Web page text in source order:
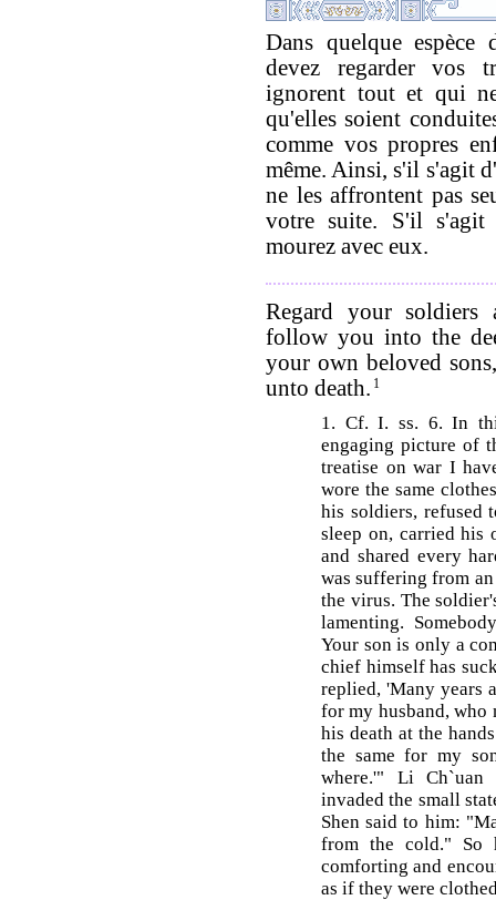
Dans quelque
devez regarder vos
ignorent tout et qui
qu'elles soient
comme vos propres
même. Ainsi, s'il s'agit
ne les affrontent pas
votre suite. S'il s'agit
mourez avec eux.
Regard your
follow you into the
your own beloved
unto death. 1
1. Cf. I. ss. 6. In
engaging picture of
treatise on war I
wore the same
his soldiers, refused
sleep on, carried his
and shared every
was suffering from
the virus. The
lamenting.
Your son is only a
chief himself has
replied, 'Many years
for my husband,
his death at the
the same for my
where.'" Li
invaded the small
Shen said to him:
from the cold." So
comforting and
as if they were